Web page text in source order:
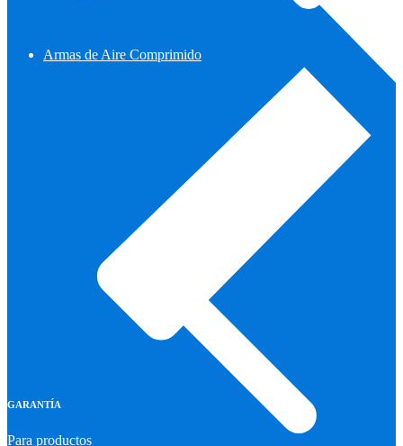
Armas de Aire Comprimido
GARANTÍA
Para productos